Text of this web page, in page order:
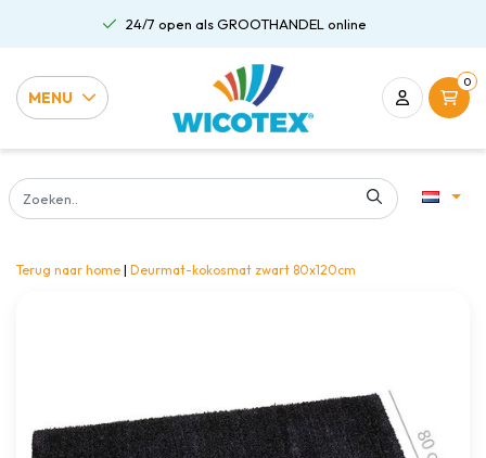
24/7 open als GROOTHANDEL online
MENU
0
Terug naar home | Deurmat-kokosmat zwart 80x120cm